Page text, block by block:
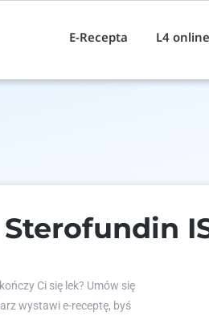
E-Recepta L4 online
Ci się lek? Umów się
wystawi e-receptę, byś